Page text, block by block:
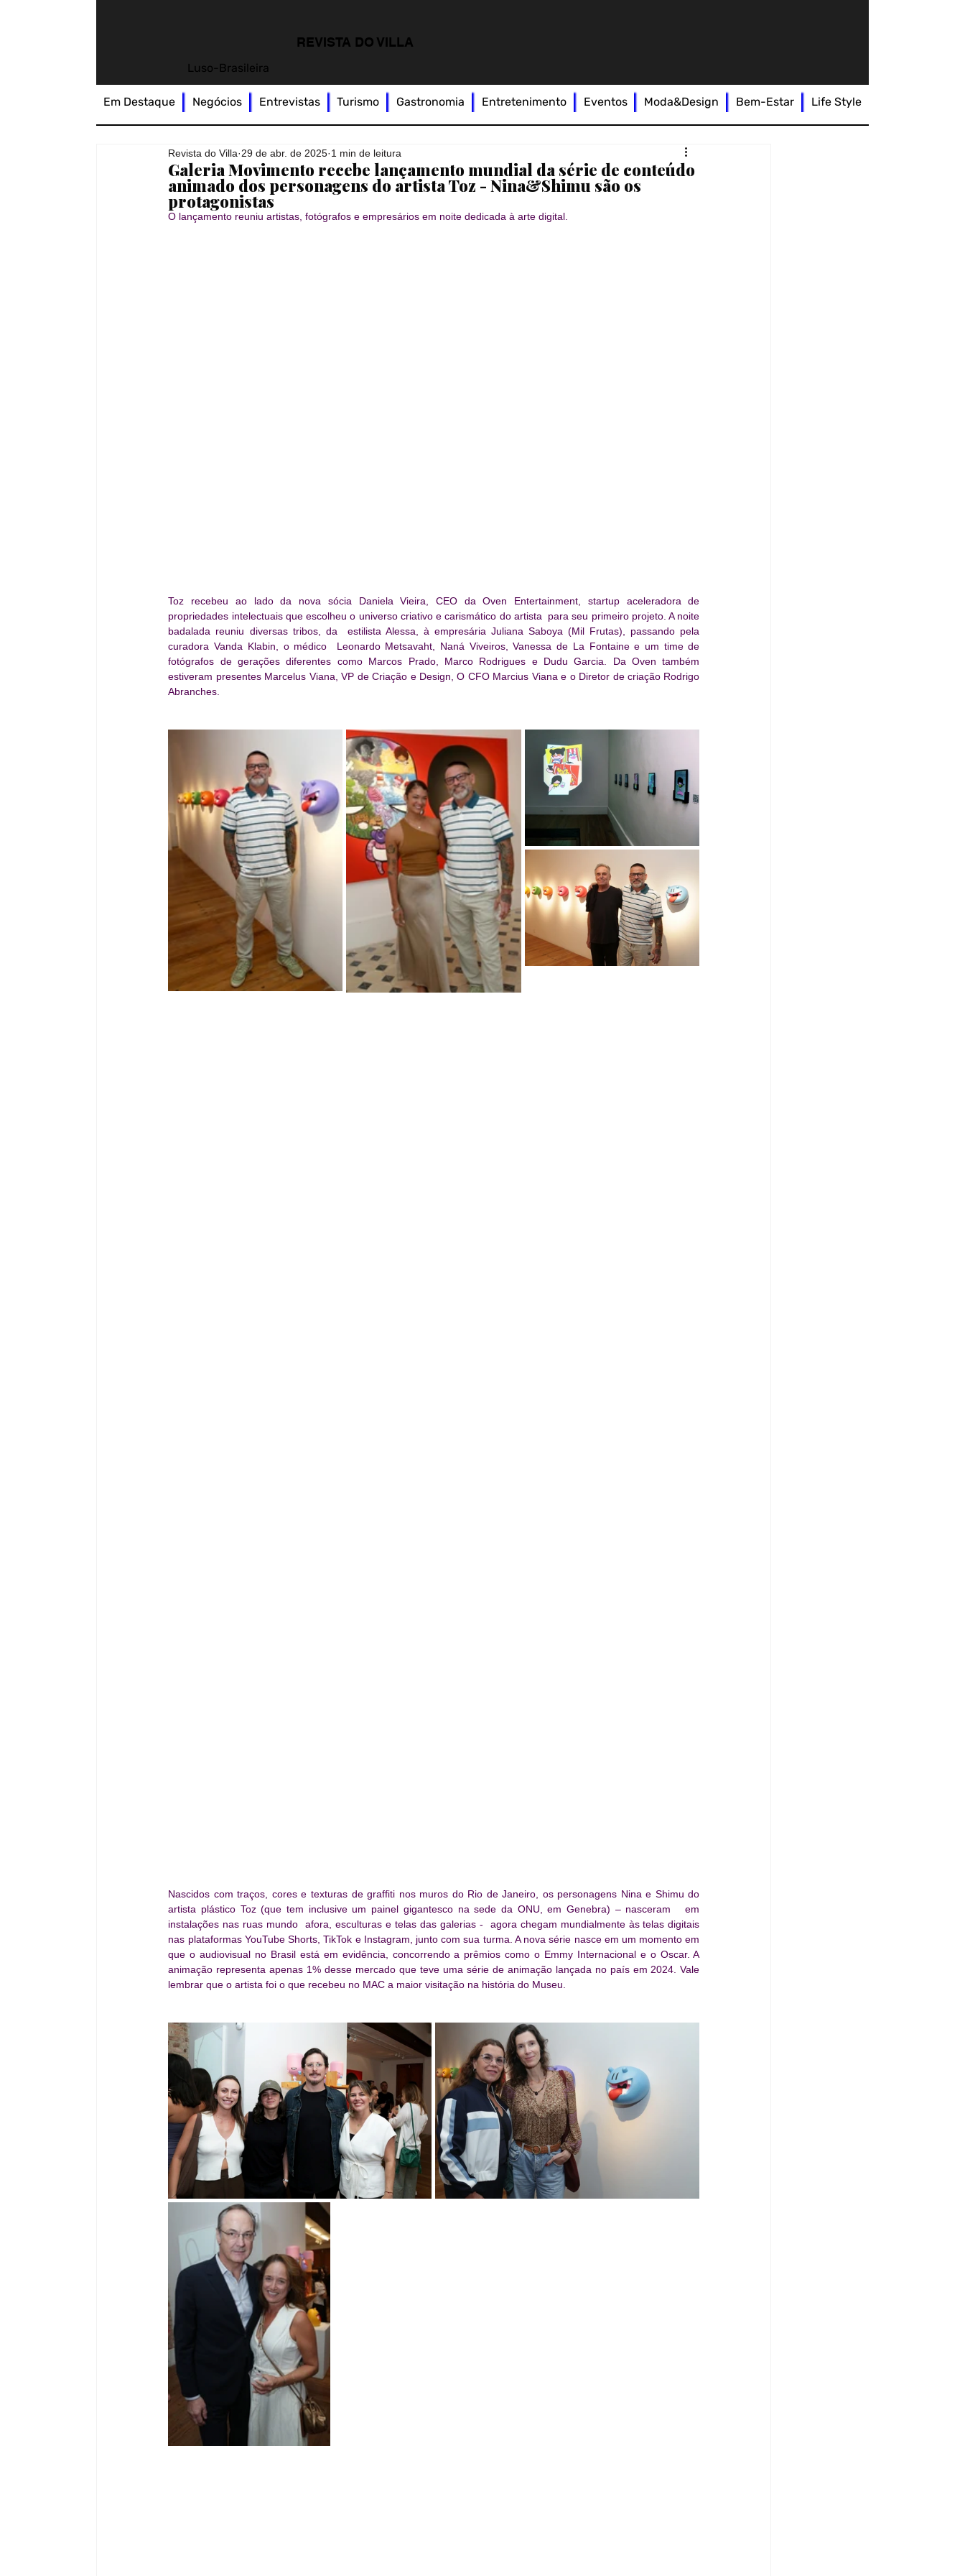
REVISTA DO VILLA
Luso-Brasileira
Galeria Movimento recebe lançamento mundial da série de conteúdo
animado dos personagens do artista Toz - Nina&Shimu são os
protagonistas
Revista do Villa 29 de abr. de 2025 1 min de leitura
O lançamento reuniu artistas, fotógrafos e empresários em noite dedicada à arte digital.
Toz recebeu ao lado da nova sócia Daniela Vieira, CEO da Oven Entertainment, startup aceleradora de
propriedades intelectuais que escolheu o universo criativo e carismático do artista  para seu primeiro projeto. A noite
badalada reuniu diversas tribos, da  estilista Alessa, à empresária Juliana Saboya (Mil Frutas), passando pela
curadora Vanda Klabin, o médico  Leonardo Metsavaht, Naná Viveiros, Vanessa de La Fontaine e um time de
fotógrafos de gerações diferentes como Marcos Prado, Marco Rodrigues e Dudu Garcia. Da Oven também
estiveram presentes Marcelus Viana, VP de Criação e Design, O CFO Marcius Viana e o Diretor de criação Rodrigo
Abranches.
Nascidos com traços, cores e texturas de graffiti nos muros do Rio de Janeiro, os personagens Nina e Shimu do
artista plástico Toz (que tem inclusive um painel gigantesco na sede da ONU, em Genebra) – nasceram   em
instalações nas ruas mundo  afora, esculturas e telas das galerias -  agora chegam mundialmente às telas digitais
nas plataformas YouTube Shorts, TikTok e Instagram, junto com sua turma. A nova série nasce em um momento em
que o audiovisual no Brasil está em evidência, concorrendo a prêmios como o Emmy Internacional e o Oscar. A
animação representa apenas 1% desse mercado que teve uma série de animação lançada no país em 2024. Vale
lembrar que o artista foi o que recebeu no MAC a maior visitação na história do Museu.
Em Destaque Negócios Entrevistas Turismo Gastronomia Entretenimento Eventos Moda&Design Bem-Estar Life Style